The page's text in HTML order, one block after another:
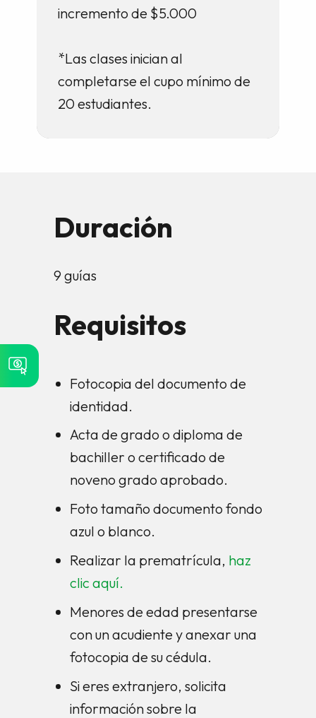
incremento de $5.000
*Las clases inician al
completarse el cupo mínimo de
20 estudiantes.
Duración
9 guías
Requisitos
Fotocopia del documento de
identidad.
Acta de grado o diploma de
bachiller o certificado de
noveno grado aprobado.
Foto tamaño documento fondo
azul o blanco.
Realizar la prematrícula, haz
clic aquí.
Menores de edad presentarse
con un acudiente y anexar una
fotocopia de su cédula.
Si eres extranjero, solicita
información sobre la